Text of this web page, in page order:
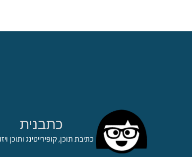
כתבנית
כתיבת תוכן, קופירייטינג ותוכן